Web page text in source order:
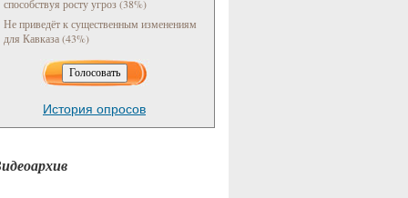
способствуя росту угроз (38%)
Не приведёт к существенным изменениям
для Кавказа (43%)
История опросов